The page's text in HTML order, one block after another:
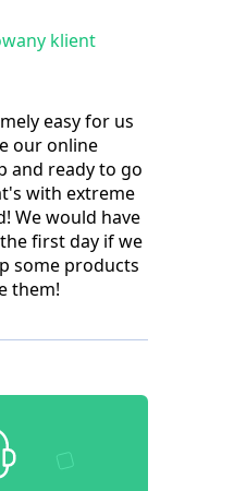
klient
easy for us
our online
and ready to go
with extreme
We would have
first day if we
some products
them!